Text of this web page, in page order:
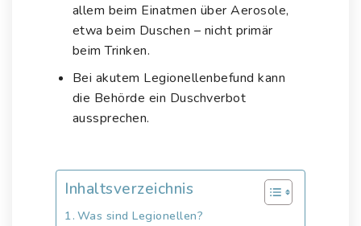
allem beim Einatmen über Aerosole,
etwa beim Duschen – nicht primär
beim Trinken.
Bei akutem Legionellenbefund kann
die Behörde ein Duschverbot
aussprechen.
Inhaltsverzeichnis
Was sind Legionellen?